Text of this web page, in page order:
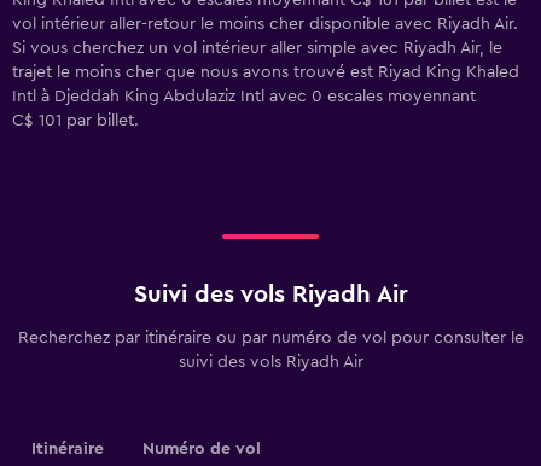
vol intérieur aller-retour le moins cher disponible avec Riyadh Air.
Si vous cherchez un vol intérieur aller simple avec Riyadh Air, le
trajet le moins cher que nous avons trouvé est Riyad King Khaled
Intl à Djeddah King Abdulaziz Intl avec 0 escales moyennant
C$ 101 par billet.
Suivi des vols Riyadh Air
Recherchez par itinéraire ou par numéro de vol pour consulter le
suivi des vols Riyadh Air
Itinéraire Numéro de vol